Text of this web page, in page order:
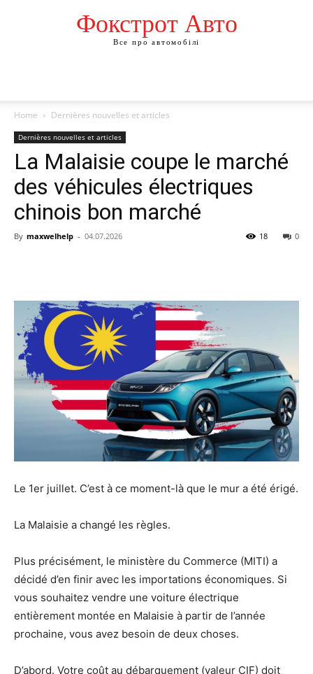
Фокстрот Авто
Все про автомобілі
Home Dernières nouvelles et articles
Dernières nouvelles et articles
La Malaisie coupe le marché
des véhicules électriques
chinois bon marché
By maxwelhelp - 04.07.2026 0
18
Le 1er juillet. C’est à ce moment-là que le mur a été érigé.
La Malaisie a changé les règles.
Plus précisément, le ministère du Commerce (MITI) a
décidé d’en finir avec les importations économiques. Si
vous souhaitez vendre une voiture électrique
entièrement montée en Malaisie à partir de l’année
prochaine, vous avez besoin de deux choses.
D’abord. Votre coût au débarquement (valeur CIF) doit